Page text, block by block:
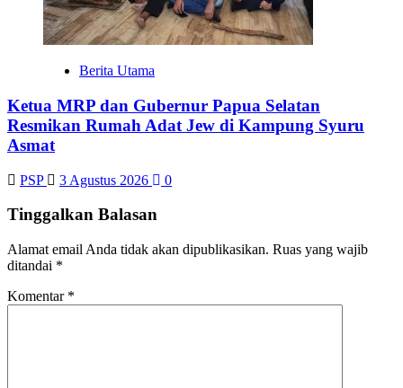
Berita Utama
Ketua MRP dan Gubernur Papua Selatan
Resmikan Rumah Adat Jew di Kampung Syuru
Asmat
PSP 3 Agustus 2026 0
Tinggalkan Balasan
Alamat email Anda tidak akan dipublikasikan. Ruas yang wajib
ditandai *
Komentar *